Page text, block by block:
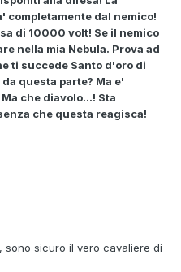
completamente dal nemico!
di 10000 volt! Se il nemico
nella mia Nebula. Prova ad
ti succede Santo d'oro di
questa parte? Ma e'
che diavolo...! Sta
che questa reagisca!
sono sicuro il vero cavaliere di